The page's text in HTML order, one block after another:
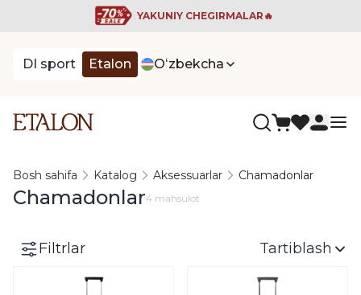
YAKUNIY CHEGIRMALAR🔥
DI sport Etalon Oʻzbekcha
Bosh sahifa Katalog Aksessuarlar Chamadonlar
Chamadonlar4 mahsulot
Filtrlar Tartiblash